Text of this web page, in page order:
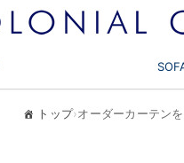
トップ›オーダーカーテン